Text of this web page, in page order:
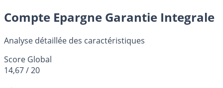
Compte Epargne Garantie Integrale
Analyse détaillée des caractéristiques
Score Global
14,67/ 20